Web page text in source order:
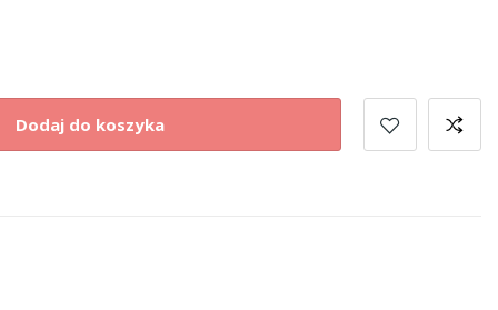
Dodaj do koszyka